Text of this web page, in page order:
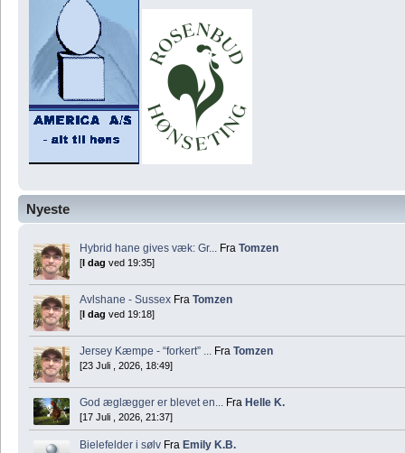
Nyeste
Hybrid hane gives væk: Gr... Fra Tomzen
[ I dag ved 19:35]
Avlshane - Sussex Fra Tomzen
[ I dag ved 19:18]
Jersey Kæmpe - “forkert” ... Fra Tomzen
[23 Juli , 2026, 18:49]
God æglægger er blevet en... Fra Helle K.
[17 Juli , 2026, 21:37]
Bielefelder i sølv Fra Emily K.B.